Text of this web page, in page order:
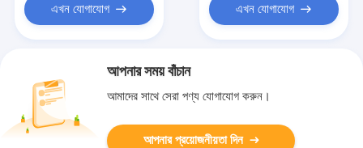
এখন যোগাযোগ এখন যোগাযোগ
আপনার সময় বাঁচান
আমাদের সাথে সেরা পণ্য যোগাযোগ করুন।
আপনার প্রয়োজনীয়তা দিন